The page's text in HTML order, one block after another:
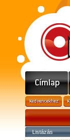
Listázás